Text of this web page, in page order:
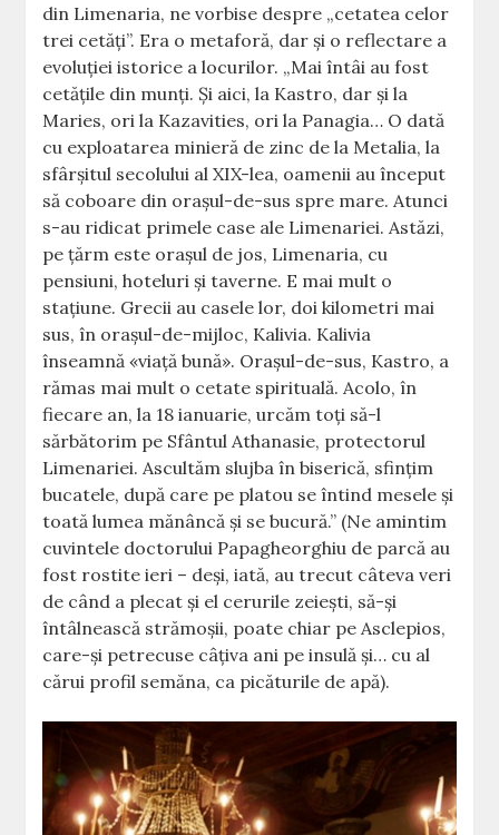
din Limenaria, ne vorbise despre „cetatea celor
trei cetăţi”. Era o metaforă, dar şi o reflectare a
evoluţiei istorice a locurilor. „Mai întâi au fost
cetăţile din munţi. Şi aici, la Kastro, dar şi la
Maries, ori la Kazavities, ori la Panagia… O dată
cu exploatarea minieră de zinc de la Metalia, la
sfârşitul secolului al XIX-lea, oamenii au început
să coboare din oraşul-de-sus spre mare. Atunci
s-au ridicat primele case ale Limenariei. Astăzi,
pe ţărm este oraşul de jos, Limenaria, cu
pensiuni, hoteluri şi taverne. E mai mult o
staţiune. Grecii au casele lor, doi kilometri mai
sus, în oraşul-de-mijloc, Kalivia. Kalivia
înseamnă «viaţă bună». Oraşul-de-sus, Kastro, a
rămas mai mult o cetate spirituală. Acolo, în
fiecare an, la 18 ianuarie, urcăm toţi să-l
sărbătorim pe Sfântul Athanasie, protectorul
Limenariei. Ascultăm slujba în biserică, sfinţim
bucatele, după care pe platou se întind mesele şi
toată lumea mănâncă şi se bucură.” (Ne amintim
cuvintele doctorului Papagheorghiu de parcă au
fost rostite ieri – deşi, iată, au trecut câteva veri
de când a plecat şi el cerurile zeieşti, să-şi
întâlnească strămoşii, poate chiar pe Asclepios,
care-şi petrecuse câţiva ani pe insulă şi… cu al
cărui profil semăna, ca picăturile de apă).